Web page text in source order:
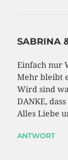
SABRINA
Einfach nur
Mehr bleibt
Wird sind
DANKE,
Alles Liebe
ANTWORT